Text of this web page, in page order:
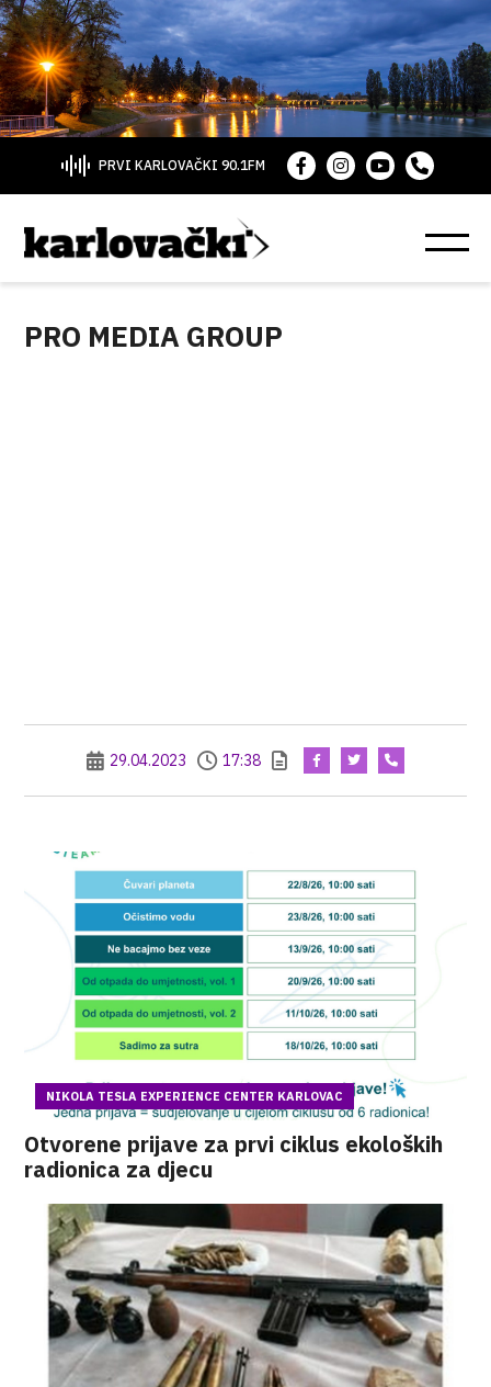
PRVI KARLOVAČKI 90.1FM
PRO MEDIA GROUP
29.04.2023 17:38
NIKOLA TESLA EXPERIENCE CENTER KARLOVAC
Otvorene prijave za prvi ciklus ekoloških
radionica za djecu